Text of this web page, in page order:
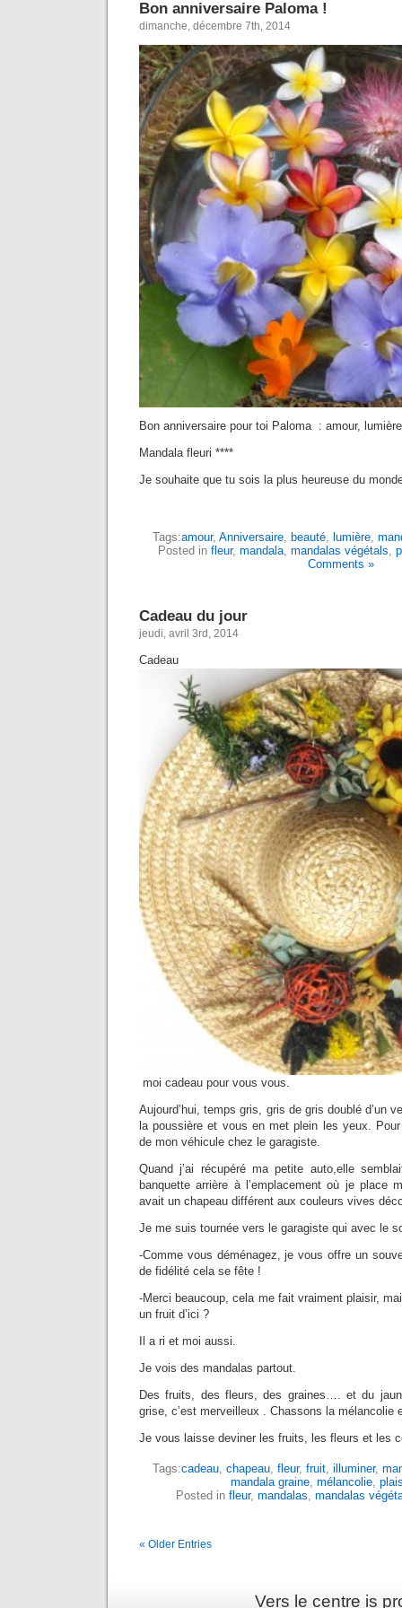
Bon anniversaire Paloma !
dimanche, décembre 7th, 2014
Bon anniversaire pour toi Paloma : amour,
Mandala fleuri ****
Je souhaite que tu sois la plus heureuse du
Tags:amour, Anniversaire beauté lumière
Posted in fleur, mandala mandalas végétals
Comments »
Cadeau du jour
jeudi, avril 3rd, 2014
Cadeau
moi cadeau pour vous vous.
Aujourd’hui, temps gris, gris de gris doublé d’un
la poussière et vous en met plein les yeux.
de mon véhicule chez le garagiste.
Quand j’ai récupéré ma petite auto,elle
banquette arrière à l’emplacement où je place
avait un chapeau différent aux couleurs vives
Je me suis tournée vers le garagiste qui avec le
-Comme vous déménagez, je vous offre un
de fidélité cela se fête !
-Merci beaucoup, cela me fait vraiment plaisir,
un fruit d’ici ?
Il a ri et moi aussi.
Je vois des mandalas partout.
Des fruits, des fleurs, des graines…. et du
grise, c’est merveilleux . Chassons la mélancolie
Je vous laisse deviner les fruits, les fleurs et les
Tags:cadeau chapeau fleur, fruit illuminer,
mandala graine mélancolie
Posted in fleur, mandalas mandalas
« Older Entries
Vers le centre is